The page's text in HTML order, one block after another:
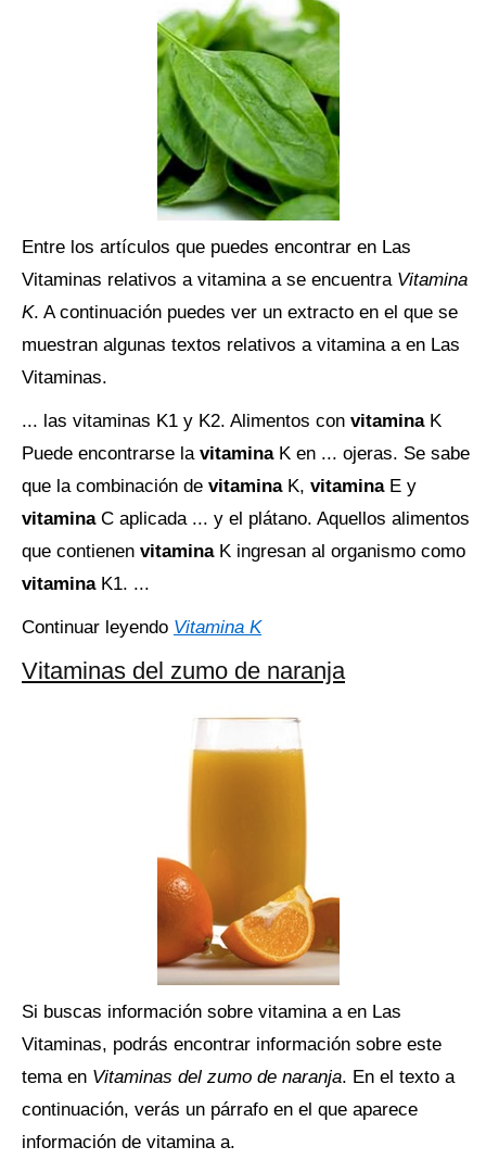
Entre los artículos que puedes encontrar en Las
Vitaminas relativos a vitamina a se encuentra Vitamina
K. A continuación puedes ver un extracto en el que se
muestran algunas textos relativos a vitamina a en Las
Vitaminas.
... las vitaminas K1 y K2. Alimentos con vitamina K
Puede encontrarse la vitamina K en ... ojeras. Se sabe
que la combinación de vitamina K, vitamina E y
vitamina C aplicada ... y el plátano. Aquellos alimentos
que contienen vitamina K ingresan al organismo como
vitamina K1. ...
Continuar leyendo Vitamina K
Vitaminas del zumo de naranja
Si buscas información sobre vitamina a en Las
Vitaminas, podrás encontrar información sobre este
tema en Vitaminas del zumo de naranja. En el texto a
continuación, verás un párrafo en el que aparece
información de vitamina a.